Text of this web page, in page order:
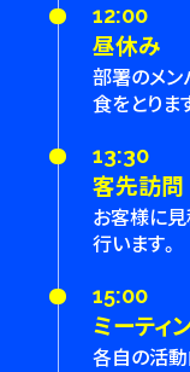
12:00
昼休み
部署のメ
食をとりま
13:30
客先訪問
お客様に
行います。
15:00
ミーティ
各自の活動